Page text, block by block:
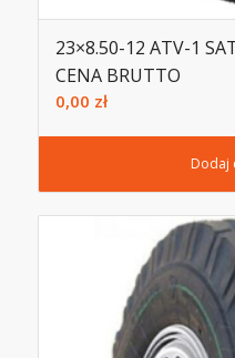
23×8.50-12 ATV-1
CENA BRUTTO
0,00 zł
Dodaj